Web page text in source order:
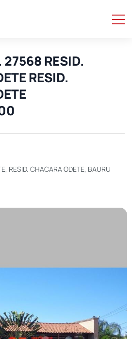
RESID.
RESID.
RESID. CHACARA ODETE, BAURU